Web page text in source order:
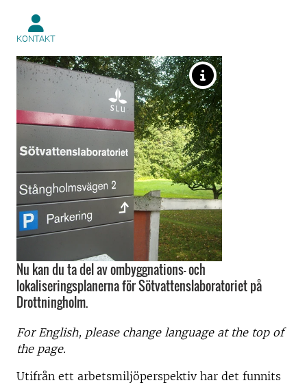
KONTAKT
Nu kan du ta del av ombyggnations- och
lokaliseringsplanerna för Sötvattenslaboratoriet på
Drottningholm.
For English, please change language at the top of
the page.
Utifrån ett arbetsmiljöperspektiv har det funnits